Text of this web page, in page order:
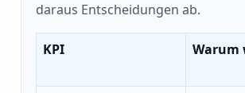
daraus Entscheidungen ab.
KPI Warum